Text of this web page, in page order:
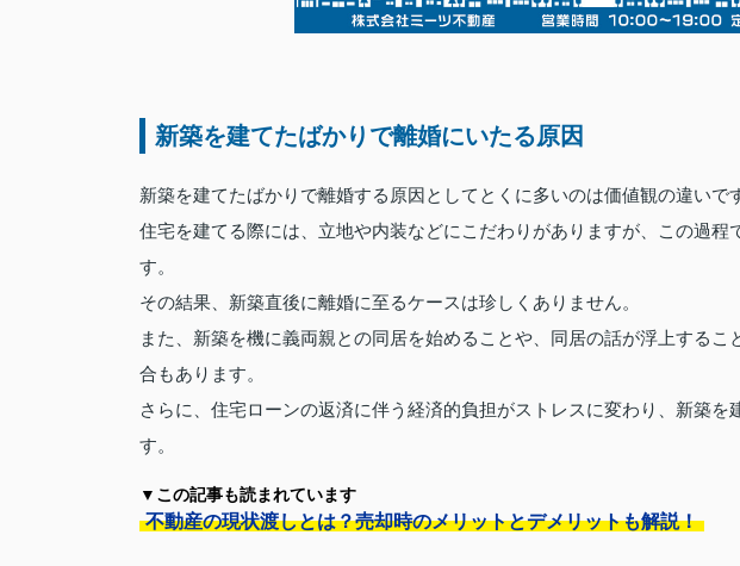
新築を建てたばかりで離婚にいたる原因
新築を建てたばかりで離婚する原因としてとくに多いのは価値観の違いで
住宅を建てる際には、立地や内装などにこだわりがありますが、この過程
す。
その結果、新築直後に離婚に至るケースは珍しくありません。
また、新築を機に義両親との同居を始めることや、同居の話が浮上する
合もあります。
さらに、住宅ローンの返済に伴う経済的負担がストレスに変わり、新築を
す。
▼この記事も読まれています
不動産の現状渡しとは？売却時のメリットとデメリットも解説！